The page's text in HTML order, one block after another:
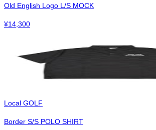
Old English Logo L/S MOCK
¥14,300
Local GOLF
Border S/S POLO SHIRT